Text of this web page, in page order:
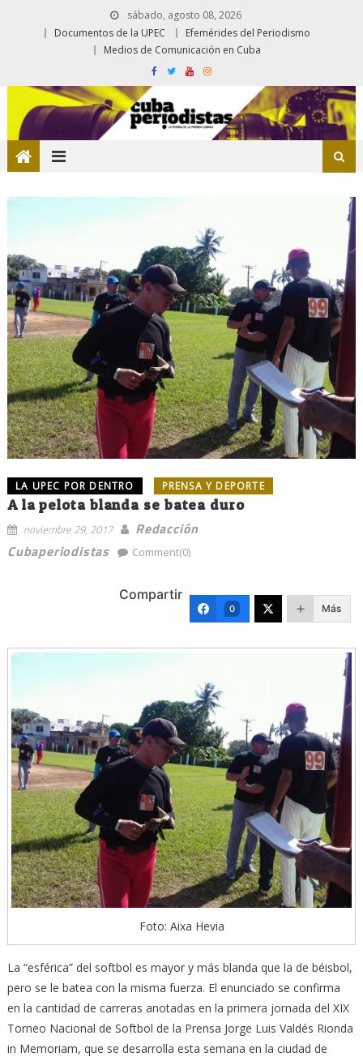
sábado, agosto 08, 2026
Documentos de la UPEC
Efemérides del Periodismo
Medios de Comunicación en Cuba
LA UPEC POR DENTRO PRENSA Y DEPORTE
A la pelota blanda se batea duro
noviembre 29, 2017
Redacción
Cubaperiodistas
Comment(0)
Compartir
0 Más
Foto: Aixa Hevia
La “esférica” del softbol es mayor y más blanda que la de béisbol,
pero se le batea con la misma fuerza. El enunciado se confirma
en la cantidad de carreras anotadas en la primera jornada del XIX
Torneo Nacional de Softbol de la Prensa Jorge Luis Valdés Rionda
in Memoriam, que se desarrolla esta semana en la ciudad de